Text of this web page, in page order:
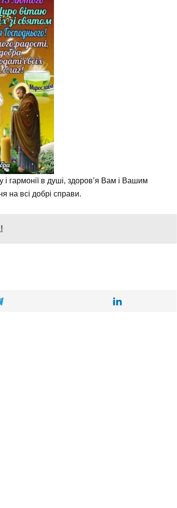
гармонії в душі, здоров’я Вам і Вашим
на всі добрі справи.